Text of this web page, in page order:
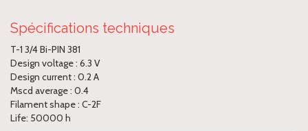
Spécifications techniques
T-1 3/4 Bi-PIN 381
Design voltage : 6.3 V
Design current : 0.2 A
Mscd average : 0.4
Filament shape : C-2F
Life: 50000 h